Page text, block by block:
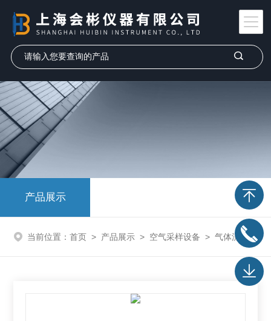
产品展示
当前位置： 首页 > 产品展示 > 空气采样设备 > 气体流量校准仪